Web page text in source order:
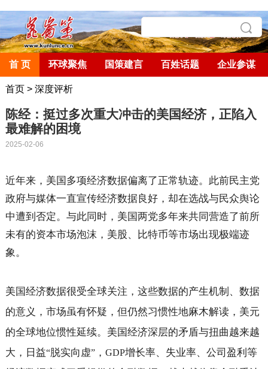
首 页 环球聚焦 国策建言 百姓话题 企业参谋
首页> 深度评析
陈经：挺过多次重大冲击的美国经济，正陷入
最难解的困境
2025-02-06
近年来，美国多项经济数据偏离了正常轨迹。此前民主党
政府与媒体一直宣传经济数据良好，却在选战与民众舆论
中遭到否定。与此同时，美国两党多年来共同营造了前所
未有的资本市场泡沫，美股、比特币等市场出现极端迹
象。
美国经济数据很受全球关注，这些数据的产生机制、数据
的意义，市场虽有怀疑，但仍然习惯性地麻木解读，美元
的全球地位惯性延续。美国经济深层的矛盾与扭曲越来越
大，日益“脱实向虚”， GDP增长率、失业率、公司盈利等